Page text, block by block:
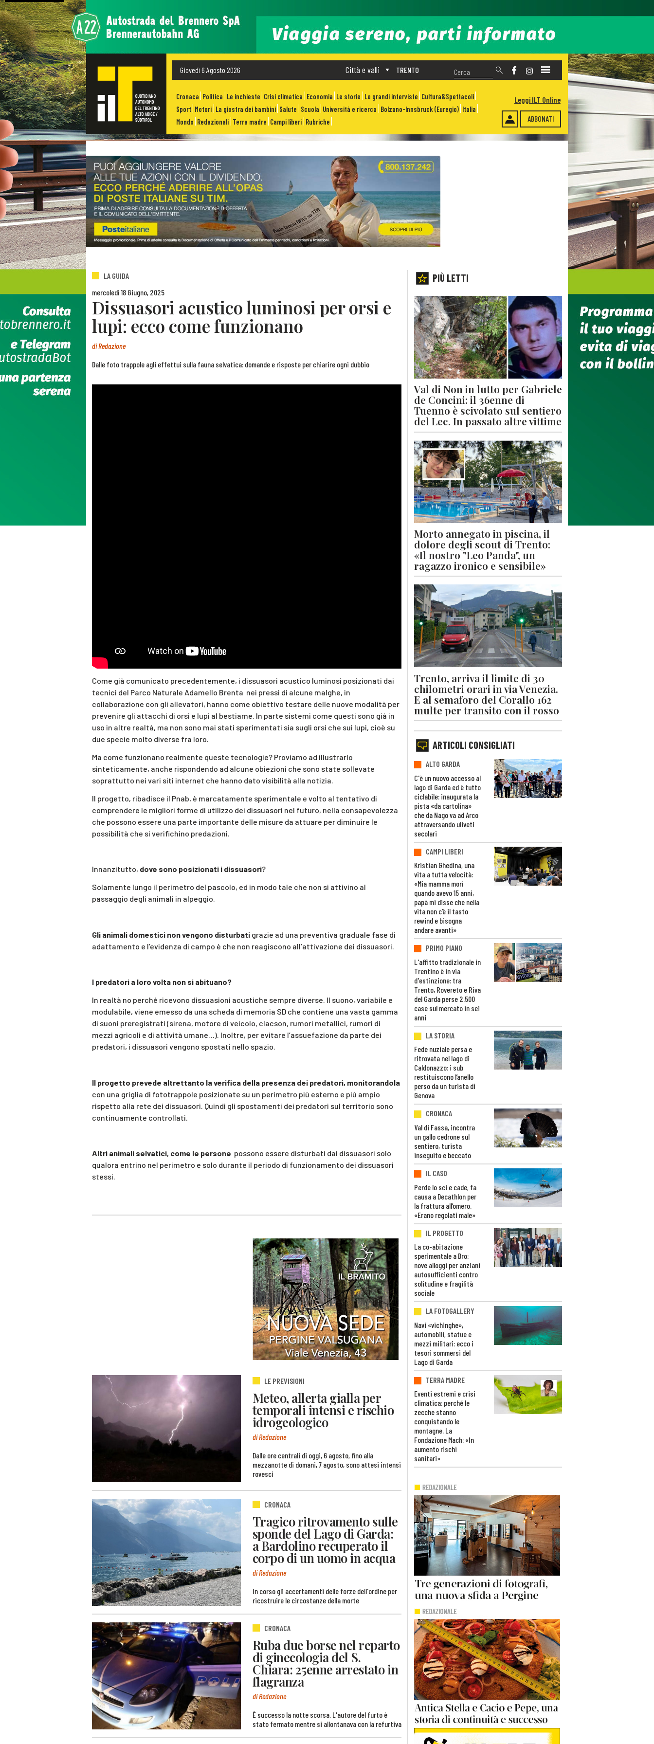
Giovedì 6 Agosto 2026 TRENTO
Città e valli
Cronaca Politica Le inchieste Crisi climatica Economia Le storie Le grandi interviste Cultura&Spettacoli
Sport Motori La giostra dei bambini Salute Scuola Università e ricerca Bolzano-Innsbruck (Euregio) Italia
Mondo Redazionali Terra madre Campi liberi Rubriche ABBONATI
Leggi ILT Online
LA GUIDA
mercoledì 18 Giugno, 2025
Dissuasori acustico luminosi per orsi e
lupi: ecco come funzionano
diRedazione
Dalle foto trappole agli effettui sulla fauna selvatica: domande e risposte per chiarire ogni dubbio
Come già comunicato precedentemente, i dissuasori acustico luminosi posizionati dai
tecnici del Parco Naturale Adamello Brenta nei pressi di alcune malghe, in
collaborazione con gli allevatori, hanno come obiettivo testare delle nuove modalità per
prevenire gli attacchi di orsi e lupi al bestiame. In parte sistemi come questi sono già in
uso in altre realtà, ma non sono mai stati sperimentati sia sugli orsi che sui lupi, cioè su
due specie molto diverse fra loro.
Ma come funzionano realmente queste tecnologie? Proviamo ad illustrarlo
sinteticamente, anche rispondendo ad alcune obiezioni che sono state sollevate
soprattutto nei vari siti internet che hanno dato visibilità alla notizia.
Il progetto, ribadisce il Pnab, è marcatamente sperimentale e volto al tentativo di
comprendere le migliori forme di utilizzo dei dissuasori nel futuro, nella consapevolezza
che possono essere una parte importante delle misure da attuare per diminuire le
possibilità che si verifichino predazioni.
Innanzitutto, dove sono posizionati i dissuasori?
Solamente lungo il perimetro del pascolo, ed in modo tale che non si attivino al
passaggio degli animali in alpeggio.
Gli animali domestici non vengono disturbati grazie ad una preventiva graduale fase di
adattamento e l’evidenza di campo è che non reagiscono all’attivazione dei dissuasori.
I predatori a loro volta non si abituano?
In realtà no perché ricevono dissuasioni acustiche sempre diverse. Il suono, variabile e
modulabile, viene emesso da una scheda di memoria SD che contiene una vasta gamma
di suoni preregistrati (sirena, motore di veicolo, clacson, rumori metallici, rumori di
mezzi agricoli e di attività umane…). Inoltre, per evitare l’assuefazione da parte dei
predatori, i dissuasori vengono spostati nello spazio.
Il progetto prevede altrettanto la verifica della presenza dei predatori, monitorandola
con una griglia di fototrappole posizionate su un perimetro più esterno e più ampio
rispetto alla rete dei dissuasori. Quindi gli spostamenti dei predatori sul territorio sono
continuamente controllati.
Altri animali selvatici, come le persone possono essere disturbati dai dissuasori solo
qualora entrino nel perimetro e solo durante il periodo di funzionamento dei dissuasori
stessi.
LE PREVISIONI
Meteo, allerta gialla per
temporali intensi e rischio
idrogeologico
di Redazione
Dalle ore centrali di oggi, 6 agosto, fino alla
mezzanotte di domani, 7 agosto, sono attesi intensi
rovesci
CRONACA
Tragico ritrovamento sulle
sponde del Lago di Garda:
a Bardolino recuperato il
corpo di un uomo in acqua
di Redazione
In corso gli accertamenti delle forze dell'ordine per
ricostruire le circostanze della morte
CRONACA
Ruba due borse nel reparto
di ginecologia del S.
Chiara: 25enne arrestato in
flagranza
di Redazione
È successo la notte scorsa. L'autore del furto è
stato fermato mentre si allontanava con la refurtiva
PIÙ LETTI
Val di Non in lutto per Gabriele
de Concini: il 36enne di
Tuenno è scivolato sul sentiero
del Lec. In passato altre vittime
Morto annegato in piscina, il
dolore degli scout di Trento:
«Il nostro "Leo Panda", un
ragazzo ironico e sensibile»
Trento, arriva il limite di 30
chilometri orari in via Venezia.
E al semaforo del Corallo 162
multe per transito con il rosso
ARTICOLI CONSIGLIATI
ALTO GARDA
C'è un nuovo accesso al
lago di Garda ed è tutto
ciclabile: inaugurata la
pista «da cartolina»
che da Nago va ad Arco
attraversando uliveti
secolari
CAMPI LIBERI
Kristian Ghedina, una
vita a tutta velocità:
«Mia mamma morì
quando avevo 15 anni,
papà mi disse che nella
vita non c’è il tasto
rewind e bisogna
andare avanti»
PRIMO PIANO
L'affitto tradizionale in
Trentino è in via
d'estinzione: tra
Trento, Rovereto e Riva
del Garda perse 2.500
case sul mercato in sei
anni
LA STORIA
Fede nuziale persa e
ritrovata nel lago di
Caldonazzo: i sub
restituiscono l’anello
perso da un turista di
Genova
CRONACA
Val di Fassa, incontra
un gallo cedrone sul
sentiero, turista
inseguito e beccato
IL CASO
Perde lo sci e cade, fa
causa a Decathlon per
la frattura all’omero.
«Erano regolati male»
IL PROGETTO
La co-abitazione
sperimentale a Dro:
nove alloggi per anziani
autosufficienti contro
solitudine e fragilità
sociale
LA FOTOGALLERY
Navi «vichinghe»,
automobili, statue e
mezzi militari: ecco i
tesori sommersi del
Lago di Garda
TERRA MADRE
Eventi estremi e crisi
climatica: perché le
zecche stanno
conquistando le
montagne. La
Fondazione Mach: «In
aumento rischi
sanitari»